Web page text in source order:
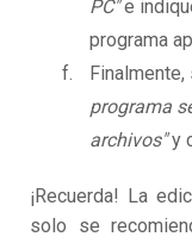
PC"e
programa
programa
archivos"y
¡Recuerda! La
solo se